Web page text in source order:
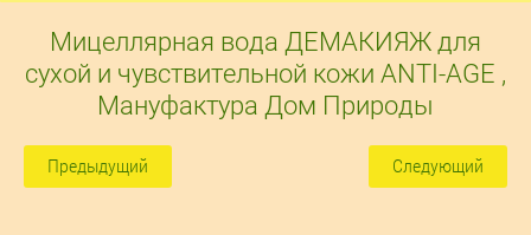
Мицеллярная вода ДЕМАКИЯЖ для
сухой и чувствительной кожи ANTI-AGE ,
Мануфактура Дом Природы
Предыдущий Следующий